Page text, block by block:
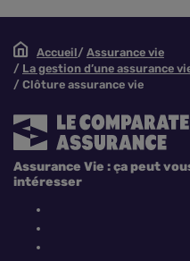
Accueil
Assurance vie
La gestion d’une assurance
Clôture assurance vie
Assurance Vie : ça peut
intéresser